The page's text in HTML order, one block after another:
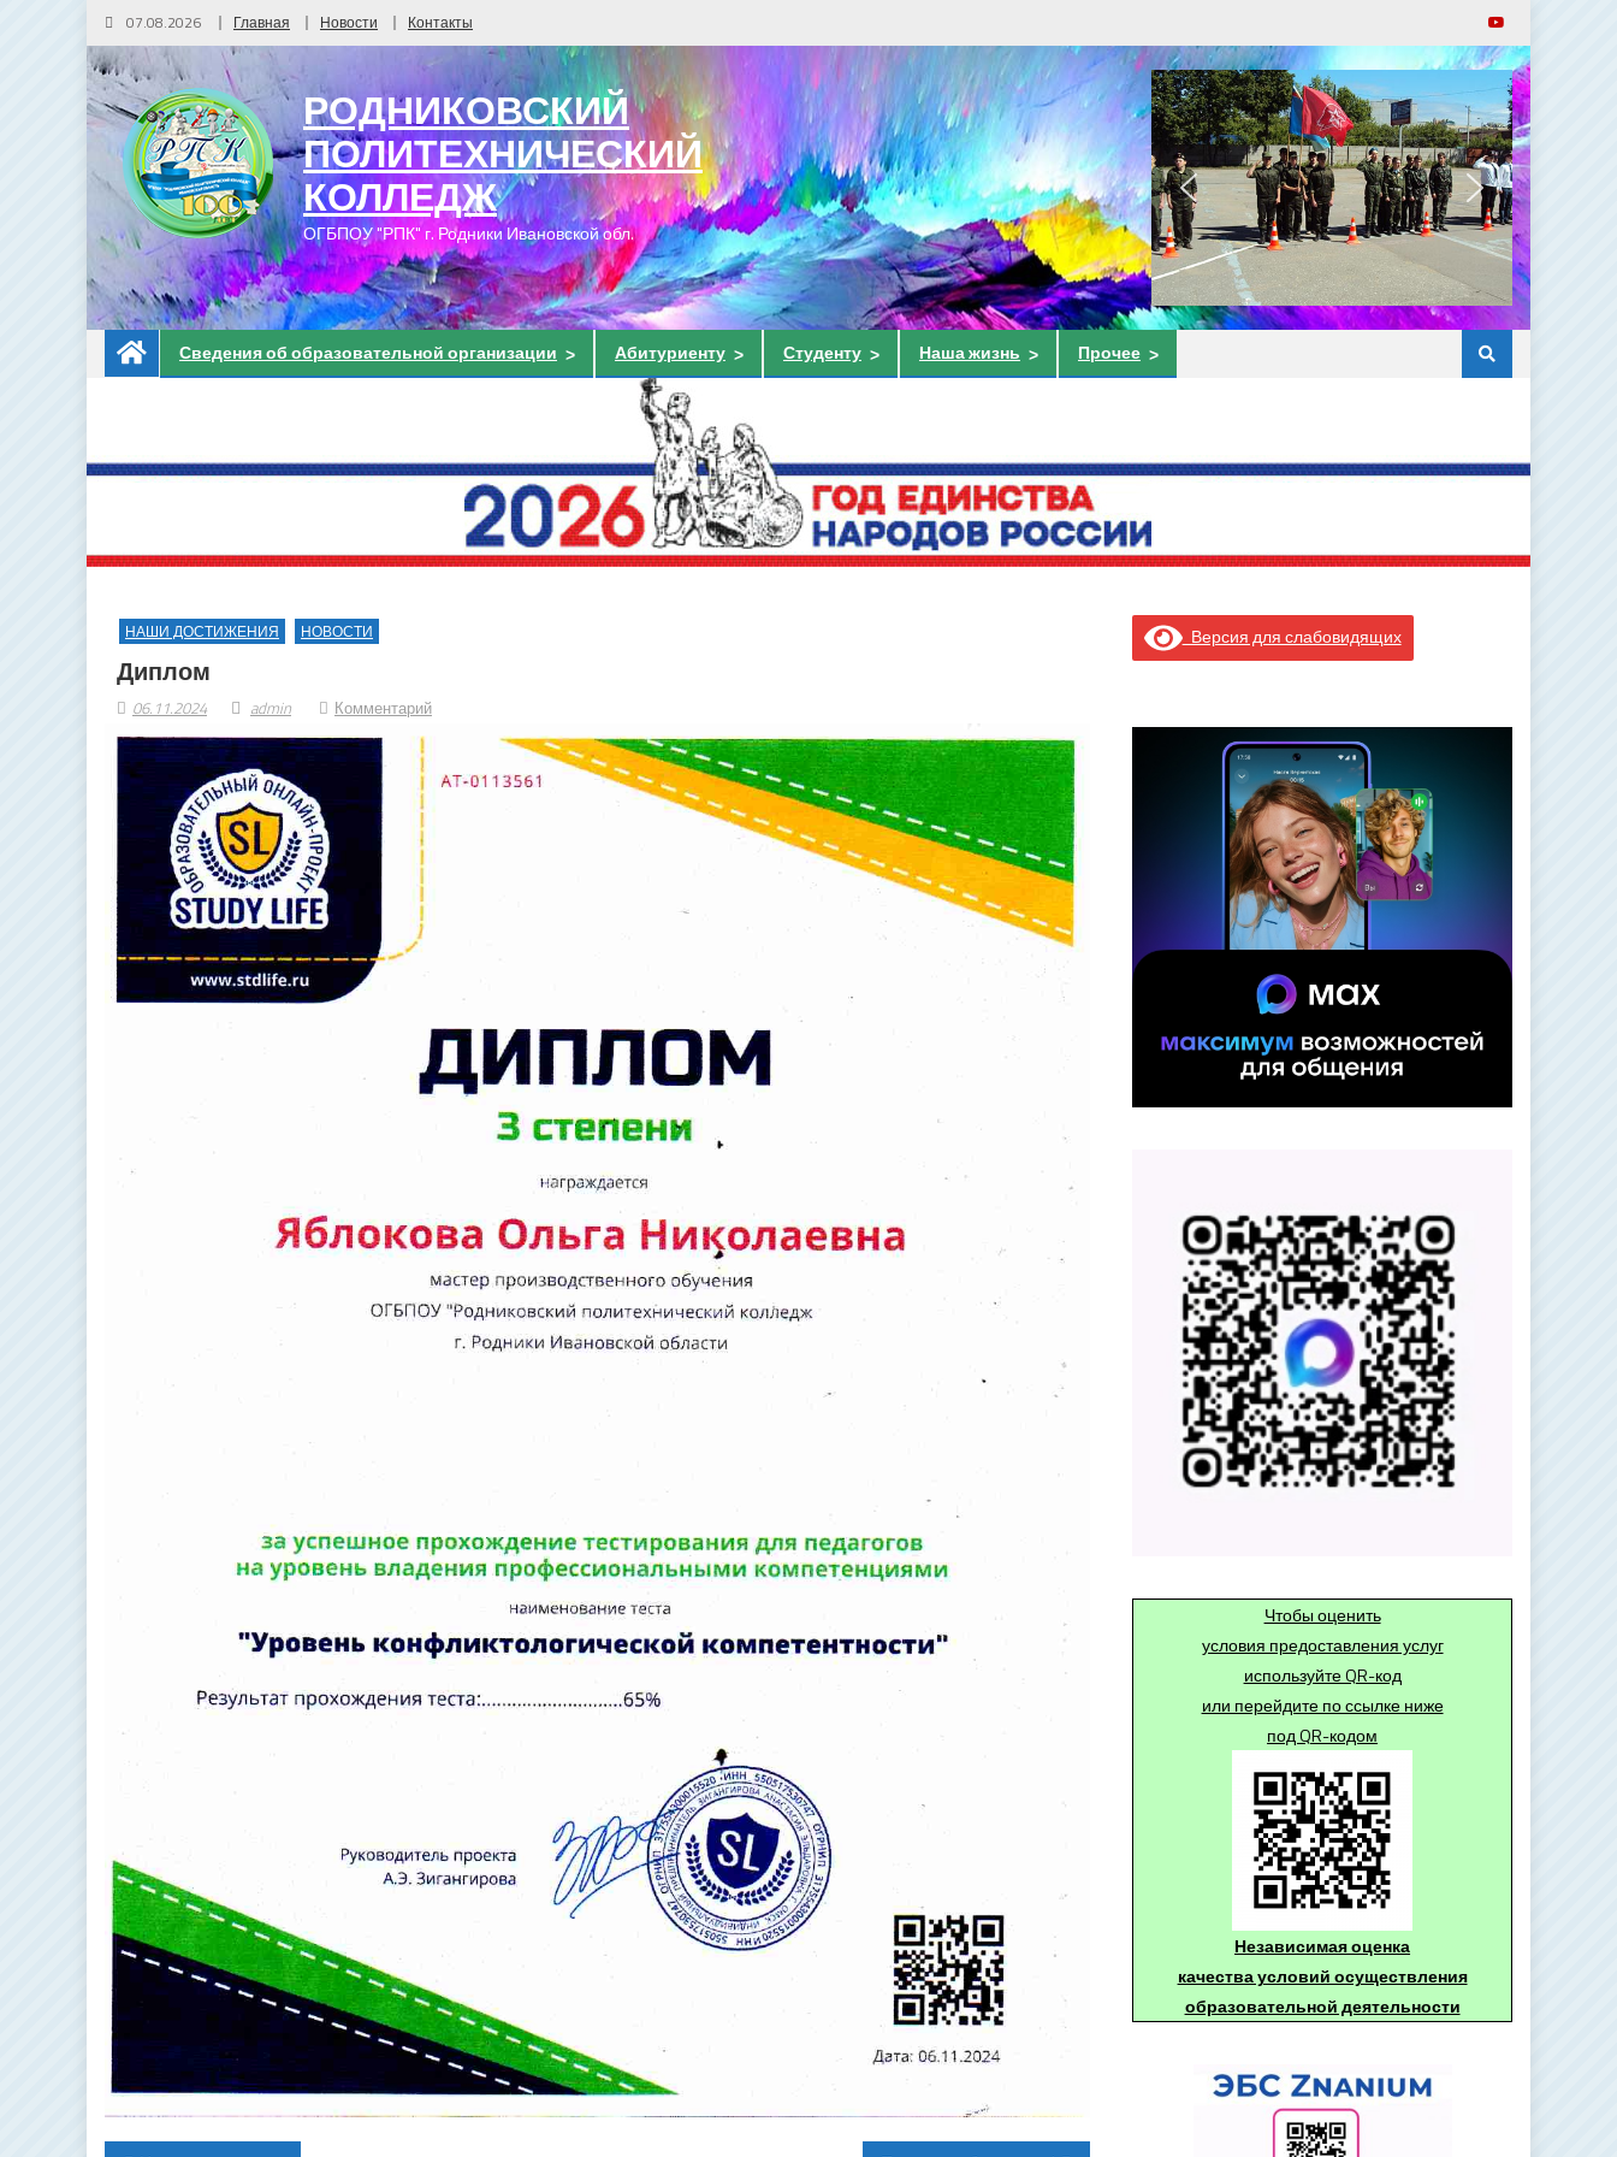
07.08.2026 Главная Новости Контакты
РОДНИКОВСКИЙ
ПОЛИТЕХНИЧЕСКИЙ
КОЛЛЕДЖ
ОГБПОУ "РПК" г. Родники Ивановской обл.
Сведения об образовательной организации Абитуриенту Студенту Наша жизнь Прочее
НАШИ ДОСТИЖЕНИЯ НОВОСТИ
Диплом
06.11.2024 admin Комментарий
Версия для слабовидящих
Чтобы оценить
условия предоставления услуг
используйте QR-код
или перейдите по ссылке ниже
под QR-кодом
Независимая оценка
качества условий осуществления
образовательной деятельности